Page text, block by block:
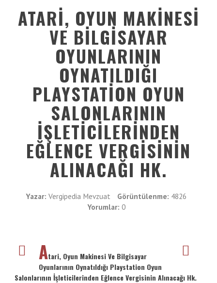
ATARI, OYUN MAKINESI
VE BILGISAYAR
OYUNLARININ
OYNATILDIĞI
PLAYSTATION OYUN
SALONLARININ
İŞLETICILERINDEN
EĞLENCE VERGISININ
ALINACAĞI HK.
Yazar: Vergipedia Mevzuat Görüntülenme: 4826
Yorumlar: 0
Atari, Oyun Makinesi Ve Bilgisayar
Oyunlarının Oynatıldığı Playstation Oyun
Salonlarının İşleticilerinden Eğlence Vergisinin Alınacağı Hk.
Makaleler
Değerlendirmeler
Listeler
Vergimedia
İletişim
Galeri
ARAMAK
İSTEDEĞİNİZ
BÜYÜTEÇE